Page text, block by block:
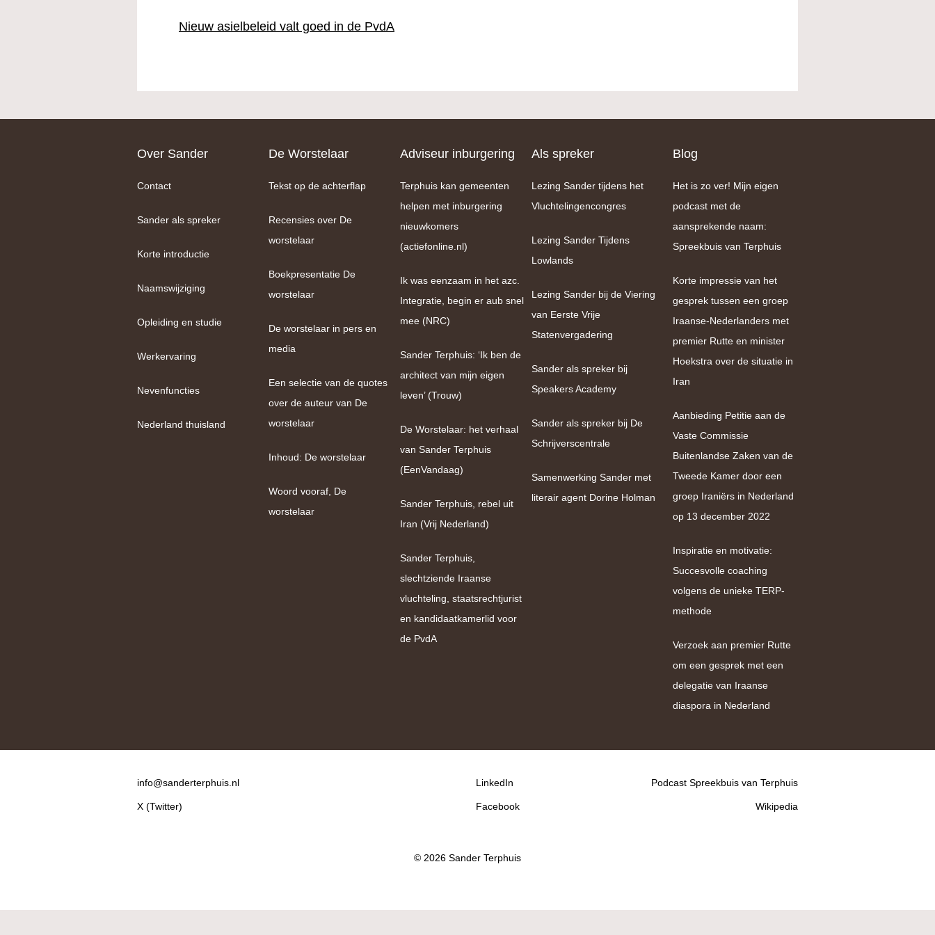
Nieuw asielbeleid valt goed in de PvdA
Over Sander
Contact
Sander als spreker
Korte introductie
Naamswijziging
Opleiding en studie
Werkervaring
Nevenfuncties
Nederland thuisland
De Worstelaar
Tekst op de achterflap
Recensies over De
worstelaar
Boekpresentatie De
worstelaar
De worstelaar in pers en
media
Een selectie van de quotes
over de auteur van De
worstelaar
Inhoud: De worstelaar
Woord vooraf, De
worstelaar
Adviseur inburgering
Terphuis kan gemeenten
helpen met inburgering
nieuwkomers
(actiefonline.nl)
Ik was eenzaam in het azc.
Integratie, begin er aub snel
mee (NRC)
Sander Terphuis: ‘Ik ben de
architect van mijn eigen
leven’ (Trouw)
De Worstelaar: het verhaal
van Sander Terphuis
(EenVandaag)
Sander Terphuis, rebel uit
Iran (Vrij Nederland)
Sander Terphuis,
slechtziende Iraanse
vluchteling, staatsrechtjurist
en kandidaatkamerlid voor
de PvdA
Als spreker
Lezing Sander tijdens het
Vluchtelingencongres
Lezing Sander Tijdens
Lowlands
Lezing Sander bij de Viering
van Eerste Vrije
Statenvergadering
Sander als spreker bij
Speakers Academy
Sander als spreker bij De
Schrijverscentrale
Samenwerking Sander met
literair agent Dorine Holman
Blog
Het is zo ver! Mijn eigen
podcast met de
aansprekende naam:
Spreekbuis van Terphuis
Korte impressie van het
gesprek tussen een groep
Iraanse-Nederlanders met
premier Rutte en minister
Hoekstra over de situatie in
Iran
Aanbieding Petitie aan de
Vaste Commissie
Buitenlandse Zaken van de
Tweede Kamer door een
groep Iraniërs in Nederland
op 13 december 2022
Inspiratie en motivatie:
Succesvolle coaching
volgens de unieke TERP-
methode
Verzoek aan premier Rutte
om een gesprek met een
delegatie van Iraanse
diaspora in Nederland
Contact
info@sanderterphuis.nl
X (Twitter)
LinkedIn
Facebook
Podcast Spreekbuis van Terphuis
Wikipedia
© 2026 Sander Terphuis